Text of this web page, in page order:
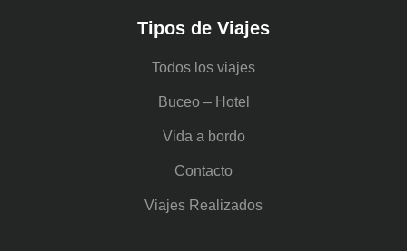
Tipos de Viajes
Todos los viajes
Buceo – Hotel
Vida a bordo
Contacto
Viajes Realizados